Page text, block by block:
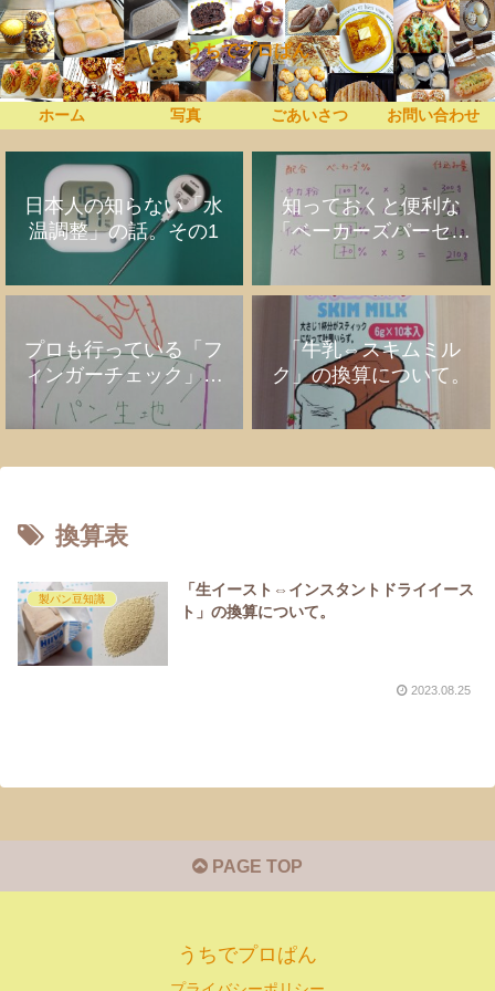
うちでプロぱん
ホーム 写真 ごあいさつ お問い合わせ
日本人の知らない「水
温調整」の話。その1
知っておくと便利な
「ベーカーズパーセン
ト」の話
プロも行っている「フ
ィンガーチェック」の
話。
「牛乳⇔スキムミル
ク」の換算について。
換算表
製パン豆知識
「生イースト⇔インスタントドライイース
ト」の換算について。
2023.08.25
PAGE TOP
うちでプロぱん